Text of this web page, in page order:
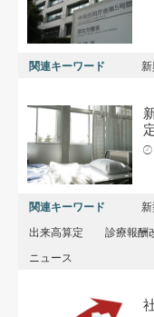
関連キーワード
関連キーワード
出来高算定
診療報酬
ニュース